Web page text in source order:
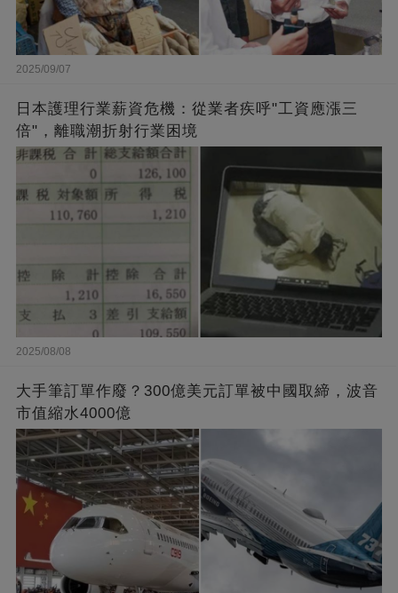
2025/09/07
日本護理行業薪資危機：從業者疾呼"工資應漲三
倍"，離職潮折射行業困境
2025/08/08
大手筆訂單作廢？300億美元訂單被中國取締，波音
市值縮水4000億